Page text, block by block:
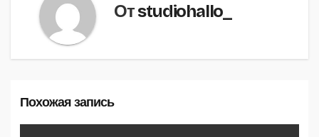
Отstudiohallo_
Похожая запись